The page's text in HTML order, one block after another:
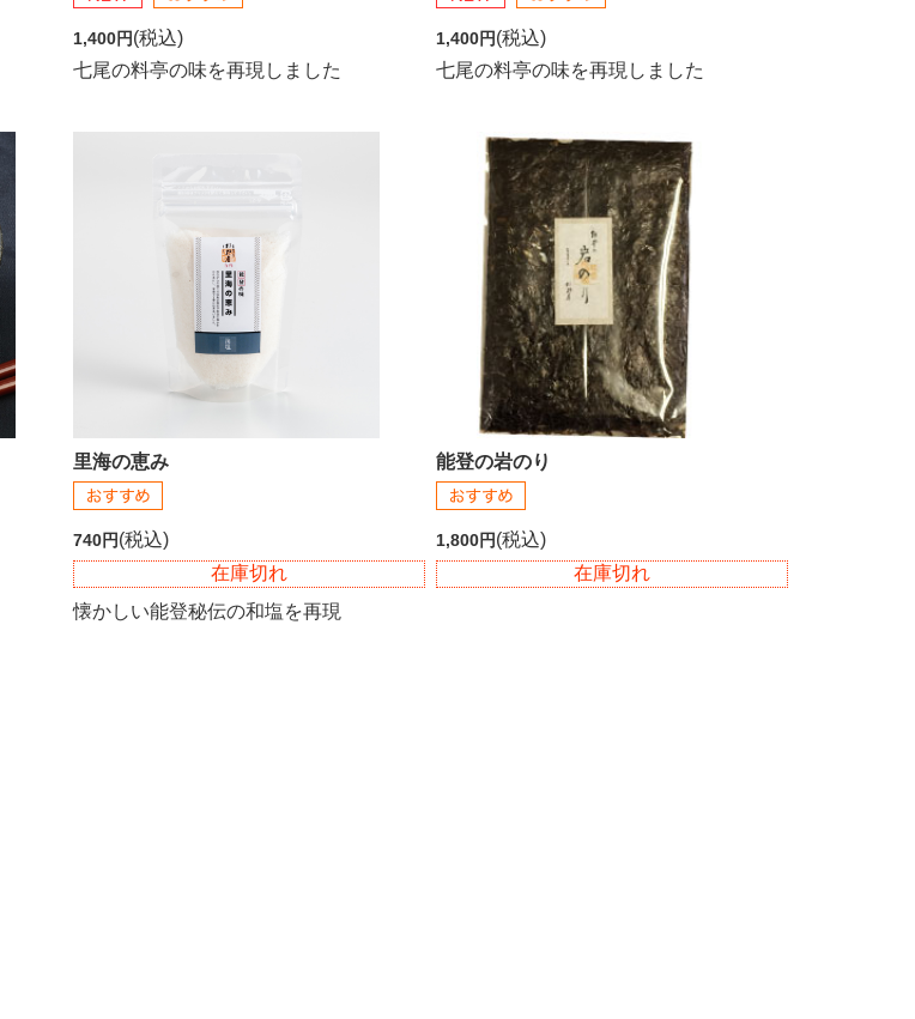
1,400円(税込)
七尾の料亭の味を再現しました
1,400円(税込)
七尾の料亭の味を再現しました
里海の恵み
740円(税込)
在庫切れ
懐かしい能登秘伝の和塩を再現
能登の岩のり
1,800円(税込)
在庫切れ